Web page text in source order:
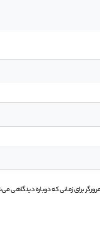
برای زمانی که دوباره دیدگاهی